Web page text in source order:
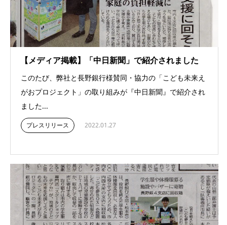
【メディア掲載】「中日新聞」で紹介されました
このたび、弊社と長野銀行様賛同・協力の「こども未来え
がおプロジェクト」の取り組みが『中日新聞』で紹介され
ました...
プレスリリース 2022.01.27